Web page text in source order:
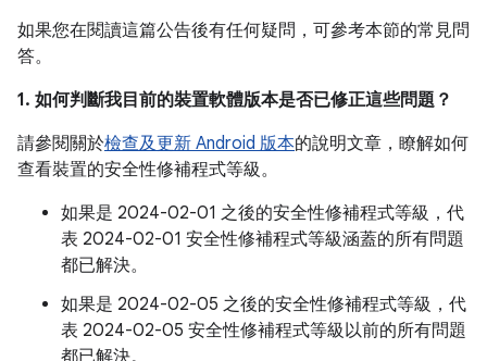
如果您在閱讀這篇公告後有任何疑問，可參考本節的常見問
答。
1. 如何判斷我目前的裝置軟體版本是否已修正這些問題？
請參閱關於檢查及更新 Android 版本的說明文章，瞭解如何
查看裝置的安全性修補程式等級。
如果是 2024-02-01 之後的安全性修補程式等級，代
表 2024-02-01 安全性修補程式等級涵蓋的所有問題
都已解決。
如果是 2024-02-05 之後的安全性修補程式等級，代
表 2024-02-05 安全性修補程式等級以前的所有問題
都已解決。